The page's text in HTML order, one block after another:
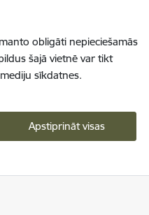
obligāti nepieciešamās
šajā vietnē var tikt
sīkdatnes.
Apstiprināt visas